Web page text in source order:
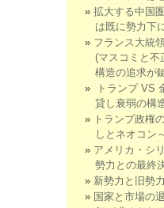
拡大する中国
は既に勢力下
フランス大統
(マスコミと不
構造の追求が
トランプ VS
貸し衰弱の構
トランプ政権
しとネオコン～
アメリカ・シ
勢力との最終
新勢力と旧勢
国家と市場の